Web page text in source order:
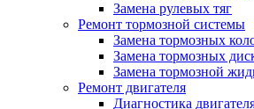
Замена рулевых тяг
Ремонт тормозной системы
Замена тормозных
Замена тормозных
Замена тормозной
Ремонт двигателя
Диагностика